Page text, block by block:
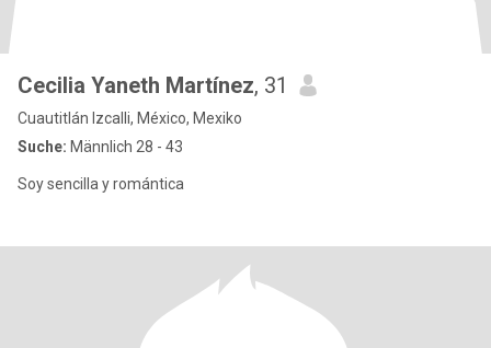
Cecilia Yaneth Martínez, 31
Cuautitlán Izcalli, México, Mexiko
Suche: Männlich 28 - 43
Soy sencilla y romántica